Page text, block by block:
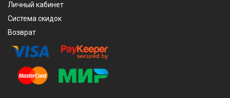
Личный кабинет
Система скидок
Возврат